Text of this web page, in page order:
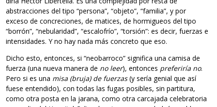
abstracciones del tipo “persona”, “objeto”, “familia”, y por
exceso de concreciones, de matices, de hormigueos del tipo
“borrón”, “nebularidad”, “escalofrío”, “torsión”: es decir, fuerzas e
intensidades. Y no hay nada más concreto que eso.
Dicho esto, entonces, si “neobarroco” significa una camisa de
fuerza (una nueva manera de no leer), entonces preferiría no.
Pero si es una misa (bruja) de fuerzas(y sería genial que así
fuese entendido), con todas las fugas posibles, sin partitura,
como otra posta en la jarana, como otra carcajada celebratoria